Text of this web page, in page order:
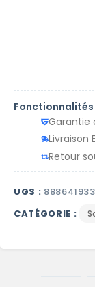
Garantie
Livraison
Retour
UGS :
CATÉGORIE :